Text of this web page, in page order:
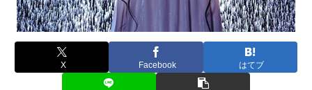
X Facebook はてブ